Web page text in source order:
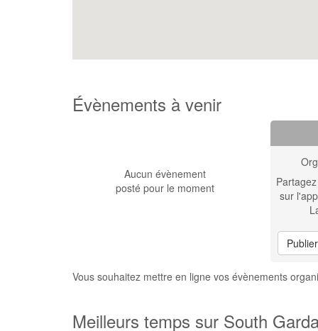
Évènements à venir
Aucun évènement
posté pour le moment
sur
Vous souhaitez mettre en ligne vos évènements
Meilleurs temps sur South